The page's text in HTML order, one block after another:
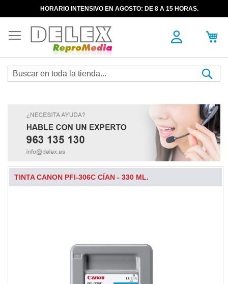
HORARIO INTENSIVO EN AGOSTO: DE 8 A 15 HORAS.
TINTA CANON PFI-306C CÍAN - 330 ML.